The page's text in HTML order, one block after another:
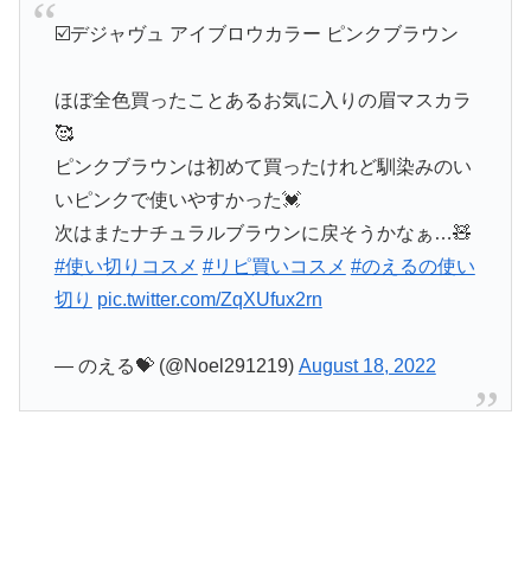
☑️デジャヴュ アイブロウカラー ピンクブラウン
ほぼ全色買ったことあるお気に入りの眉マスカラ
🥰
ピンクブラウンは初めて買ったけれど馴染みのい
いピンクで使いやすかった💓
次はまたナチュラルブラウンに戻そうかなぁ…🧸
#使い切りコスメ #リピ買いコスメ #のえるの使い
切り pic.twitter.com/ZqXUfux2rn
— のえる💝 (@Noel291219) August 18, 2022